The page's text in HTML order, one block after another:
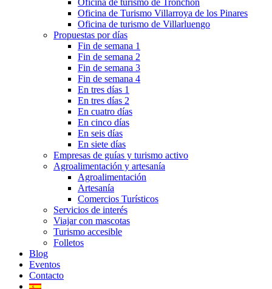
Oficina de turismo de Tronchón
Oficina de Turismo Villarroya de los Pinares
Oficina de turismo de Villarluengo
Propuestas por días
Fin de semana 1
Fin de semana 2
Fin de semana 3
Fin de semana 4
En tres días 1
En tres días 2
En cuatro días
En cinco días
En seis días
En siete días
Empresas de guías y turismo activo
Agroalimentación y artesanía
Agroalimentación
Artesanía
Comercios Turísticos
Servicios de interés
Viajar con mascotas
Turismo accesible
Folletos
Blog
Eventos
Contacto